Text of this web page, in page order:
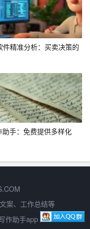
高自身教育教学能
创新，提高教学质
享教育资源，提高教
的教育教学措施，提
做学生的良师益
件精准分析：买卖决策的
助手：免费提供多样化
案、工作总结等
作助手app